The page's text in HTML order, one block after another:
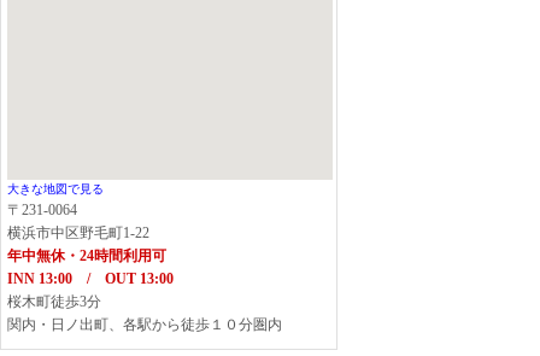
大きな地図で見る
〒231-0064
横浜市中区野毛町1-22
年中無休・24時間利用可
INN 13:00 / OUT 13:00
桜木町徒歩3分
関内・日ノ出町、各駅から徒歩１０分圏内